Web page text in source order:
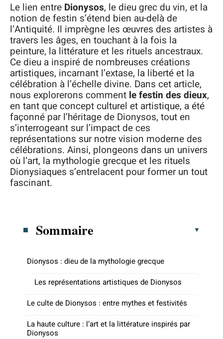
Le lien entre Dionysos, le dieu grec du vin, et la
notion de festin s’étend bien au-delà de
l’Antiquité. Il imprègne les œuvres des artistes à
travers les âges, en touchant à la fois la
peinture, la littérature et les rituels ancestraux.
Ce dieu a inspiré de nombreuses créations
artistiques, incarnant l’extase, la liberté et la
célébration à l’échelle divine. Dans cet article,
nous explorerons comment le festin des dieux,
en tant que concept culturel et artistique, a été
façonné par l’héritage de Dionysos, tout en
s’interrogeant sur l’impact de ces
représentations sur notre vision moderne des
célébrations. Ainsi, plongeons dans un univers
où l’art, la mythologie grecque et les rituels
Dionysiaques s’entrelacent pour former un tout
fascinant.
Sommaire
Dionysos : dieu de la mythologie grecque
Les représentations artistiques de Dionysos
Le culte de Dionysos : entre mythes et festivités
La haute culture : l’art et la littérature inspirés par
Dionysos